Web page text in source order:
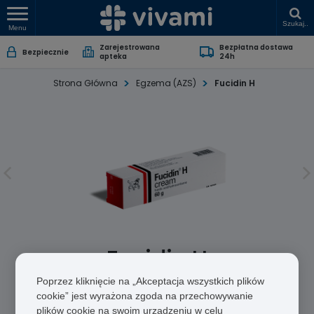
Menu
Szukaj..
Bezpiecznie
Zarejestrowana
apteka
Bezpłatna dostawa
24h
Strona Główna Egzema (AZS) Fucidin H
Fucidin H
Kwas fusydynowy/Hydrokortyzon
Poprzez kliknięcie na „Akceptacja wszystkich plików
cookie” jest wyrażona zgoda na przechowywanie
plików cookie na swoim urządzeniu w celu